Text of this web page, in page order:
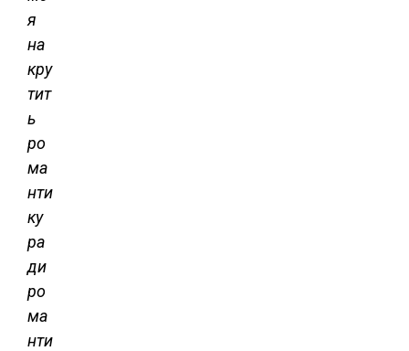
я
на
кру
тит
ь
ро
ма
нти
ку
ра
ди
ро
ма
нти